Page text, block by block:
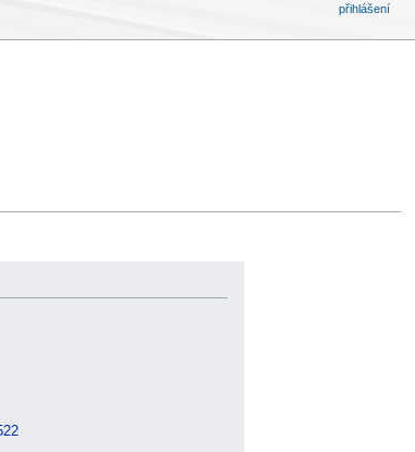
přihlášení